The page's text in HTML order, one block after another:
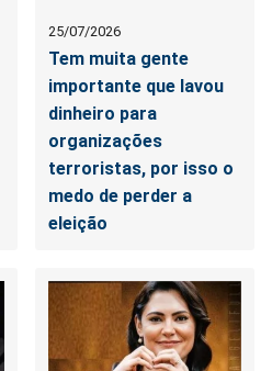
25/07/2026
Tem muita gente
importante que lavou
dinheiro para
organizações
terroristas, por isso o
medo de perder a
eleição